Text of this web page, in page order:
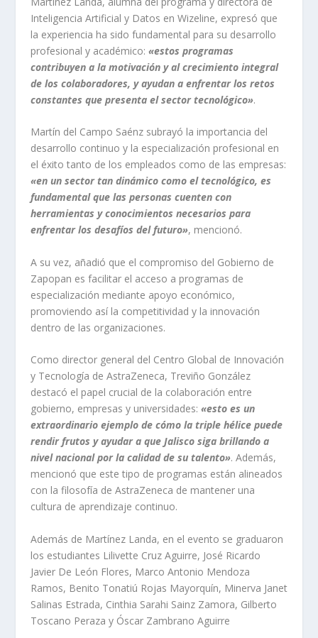
Inteligencia Artificial y Datos en Wizeline, expresó que
la experiencia ha sido fundamental para su desarrollo
profesional y académico: «estos programas
contribuyen a la motivación y al crecimiento integral
de los colaboradores, y ayudan a enfrentar los retos
constantes que presenta el sector tecnológico».
Martín del Campo Saénz subrayó la importancia del
desarrollo continuo y la especialización profesional en
el éxito tanto de los empleados como de las empresas:
«en un sector tan dinámico como el tecnológico, es
fundamental que las personas cuenten con
herramientas y conocimientos necesarios para
enfrentar los desafíos del futuro», mencionó.
A su vez, añadió que el compromiso del Gobierno de
Zapopan es facilitar el acceso a programas de
especialización mediante apoyo económico,
promoviendo así la competitividad y la innovación
dentro de las organizaciones.
Como director general del Centro Global de Innovación
y Tecnología de AstraZeneca, Treviño González
destacó el papel crucial de la colaboración entre
gobierno, empresas y universidades: «esto es un
extraordinario ejemplo de cómo la triple hélice puede
rendir frutos y ayudar a que Jalisco siga brillando a
nivel nacional por la calidad de su talento». Además,
mencionó que este tipo de programas están alineados
con la filosofía de AstraZeneca de mantener una
cultura de aprendizaje continuo.
Además de Martínez Landa, en el evento se graduaron
los estudiantes Lilivette Cruz Aguirre, José Ricardo
Javier De León Flores, Marco Antonio Mendoza
Ramos, Benito Tonatiú Rojas Mayorquín, Minerva Janet
Salinas Estrada, Cinthia Sarahi Sainz Zamora, Gilberto
Toscano Peraza y Óscar Zambrano Aguirre